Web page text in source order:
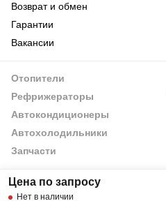
Цена по запросу
Нет в наличии
Отопители
Рефрижераторы
Автокондиционеры
Автохолодильники
Запчасти
Возврат и обмен
Гарантии
Вакансии